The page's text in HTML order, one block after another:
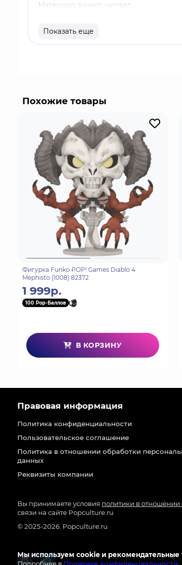
Материал: винил, металл.
Разработчик/Издатель: Funko.
Показать еще
Похожие товары
Фигурка Funko POP! Games Diablo 4
Mephisto (1008) 82372
1 999р.
100 Pop-Баллов
В КОРЗИНУ
Мы используем cookie и рекомендательные
Правовая информация
Политика конфиденциальности
Пользовательское соглашение
Политика в отношении обработки
данных
Реквизиты компании
Вы принимаете условия политики в
связи на сайте Popculture.ru
© 2025-2026. Popculture.ru